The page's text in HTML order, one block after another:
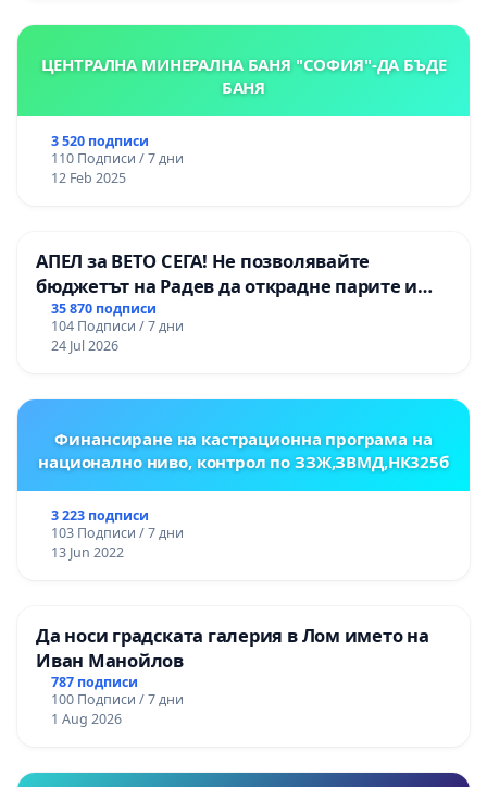
ЦЕНТРАЛНА МИНЕРАЛНА БАНЯ "СОФИЯ"-ДА БЪДЕ
БАНЯ
3 520 подписи
110 Подписи / 7 дни
12 Feb 2025
АПЕЛ за ВЕТО СЕГА! Не позволявайте
бюджетът на Радев да открадне парите и
правата ни в тъмното
35 870 подписи
104 Подписи / 7 дни
24 Jul 2026
Финансиране на кастрационна програма на
национално ниво, контрол по ЗЗЖ,ЗВМД,НК325б
3 223 подписи
103 Подписи / 7 дни
13 Jun 2022
Да носи градската галерия в Лом името на
Иван Манойлов
787 подписи
100 Подписи / 7 дни
1 Aug 2026